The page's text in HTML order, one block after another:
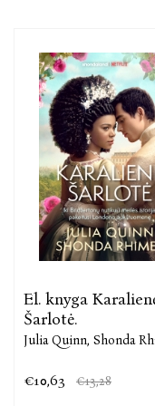
suprasti, ar
nustebina
El. knyga
Šarlotė.
Julia Quinn, Shonda
€10,63 €13,28